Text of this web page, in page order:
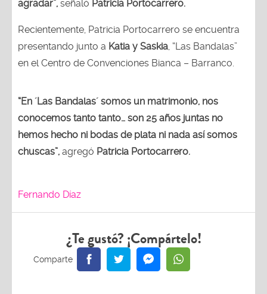
agradar”, señaló Patricia Portocarrero.
Recientemente, Patricia Portocarrero se encuentra
presentando junto a Katia y Saskia, “Las Bandalas”
en el Centro de Convenciones Bianca – Barranco.
“En ´Las Bandalas´ somos un matrimonio, nos
conocemos tanto tanto… son 25 años juntas no
hemos hecho ni bodas de plata ni nada así somos
chuscas”, agregó Patricia Portocarrero.
Fernando Díaz
¿Te gustó? ¡Compártelo!